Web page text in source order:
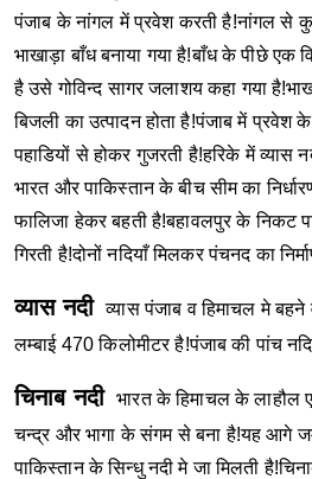
पंजाब के नांगल में प्रवेश करती है!नांगल से
भाखाड़ा बाँध बनाया गया है!बाँध के पीछे एक
है उसे गोविन्द सागर जलाशय कहा गया
बिजली का उत्पादन होता है!पंजाब में प्रवेश
पहाडियों से होकर गुजरती है!हरिके में व्यास
भारत और पाकिस्तान के बीच सीम का
फालिजा हेकर बहती है!बहावलपुर के निकट
गिरती है!दोनों नदियाँ मिलकर पंचनद का
व्यास नदी व्यास पंजाब व हिमाचल मे बहने
लम्बाई 470 किलोमीटर है!पंजाब की पांच
चिनाब नदी भारत के हिमाचल के लाहौल
चन्द्र और भागा के संगम से बना है!यह आगे
पाकिस्तान के सिन्धु नदी मे जा मिलती